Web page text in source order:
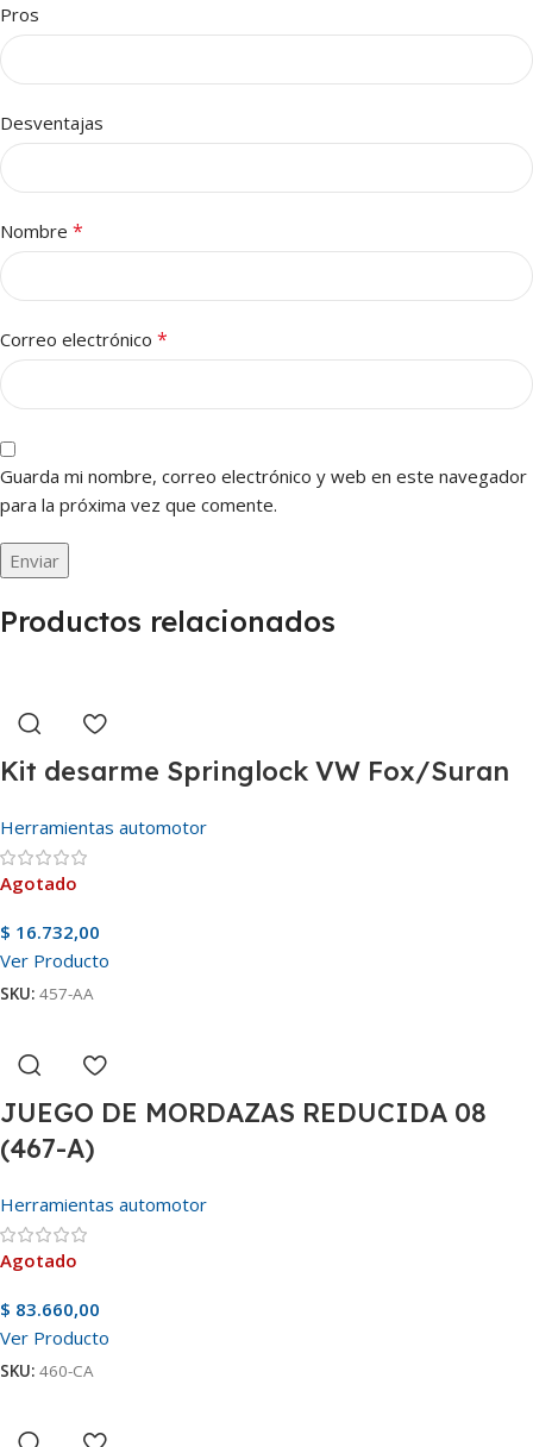
Pros
Desventajas
Nombre *
Correo electrónico *
Guarda mi nombre, correo electrónico y web en este navegador
para la próxima vez que comente.
Productos relacionados
Kit desarme Springlock VW Fox/Suran
Herramientas automotor
Agotado
$ 16.732,00
Ver Producto
SKU: 457-AA
JUEGO DE MORDAZAS REDUCIDA 08
(467-A)
Herramientas automotor
Agotado
$ 83.660,00
Ver Producto
SKU: 460-CA